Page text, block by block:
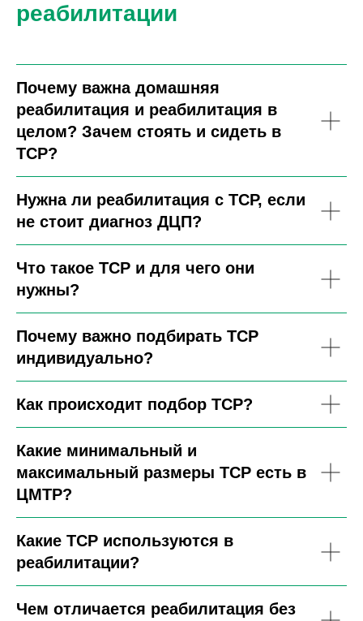
реабилитации
Почему важна домашняя
реабилитация и реабилитация в
целом? Зачем стоять и сидеть в
ТСР?
Нужна ли реабилитация с ТСР, если
не стоит диагноз ДЦП?
Что такое ТСР и для чего они
нужны?
Почему важно подбирать ТСР
индивидуально?
Как происходит подбор ТСР?
Какие минимальный и
максимальный размеры ТСР есть в
ЦМТР?
Какие ТСР используются в
реабилитации?
Чем отличается реабилитация без